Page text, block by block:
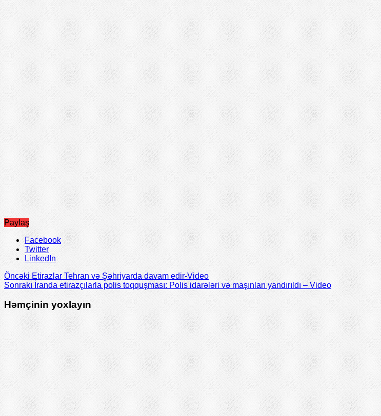
Paylaş
Facebook
Twitter
LinkedIn
Öncəki Etirazlar Tehran və Şəhriyarda davam edir-Video
Sonrakı İranda etirazçılarla polis toqquşması: Polis idarələri və maşınları yandırıldı – Video
Həmçinin yoxlayın